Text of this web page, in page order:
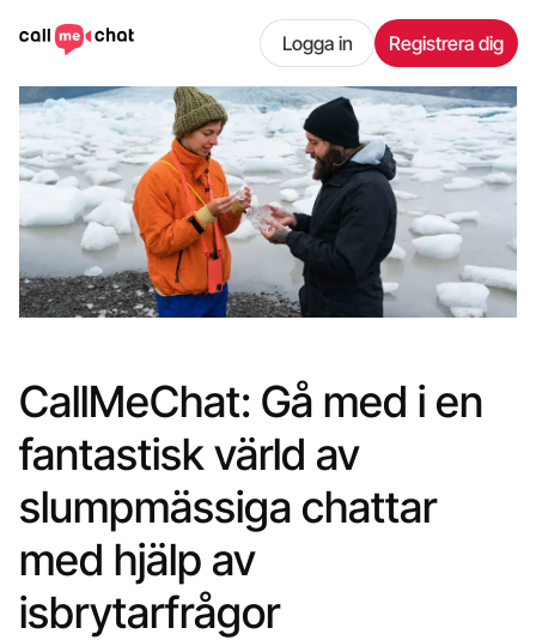
Logga in Registrera dig
CallMeChat: Gå med i en
fantastisk värld av
slumpmässiga chattar
med hjälp av
isbrytarfrågor